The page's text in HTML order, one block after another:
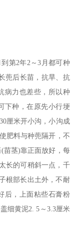
第2年2～3月都可种
蔸后长苗，抗旱、抗
病力也差些，所以种
下种，在原先小行埂
厘米开小沟，小沟成
肥料与种蔸隔开，不
苗茎)靠正面放好，每
长的可稍斜一点，千
根部长出土外，不耐
后，上面粘些石膏粉
细黄泥2. 5～3.3厘米